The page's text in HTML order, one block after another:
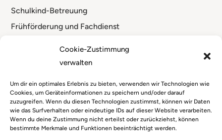
Cookie-Zustimmung
verwalten
Um dir ein optimales Erlebnis zu bieten, verwenden wir Technologien wie
Cookies, um Geräteinformationen zu speichern und/oder darauf
zuzugreifen. Wenn du diesen Technologien zustimmst, können wir Daten
wie das Surfverhalten oder eindeutige IDs auf dieser Website verarbeiten.
Wenn du deine Zustimmung nicht erteilst oder zurückziehst, können
bestimmte Merkmale und Funktionen beeinträchtigt werden.
Schulkind-Betreuung
Frühförderung und Fachdienst